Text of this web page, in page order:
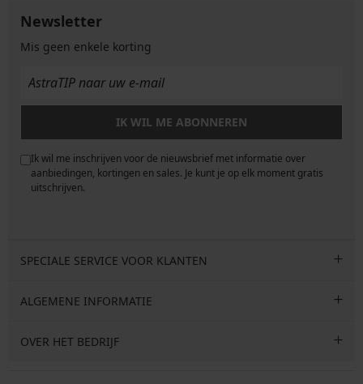
Newsletter
Mis geen enkele korting
IK WIL ME ABONNEREN
Ik wil me inschrijven voor de nieuwsbrief met informatie over
aanbiedingen, kortingen en sales. Je kunt je op elk moment gratis
uitschrijven.
SPECIALE SERVICE VOOR KLANTEN
ALGEMENE INFORMATIE
OVER HET BEDRIJF